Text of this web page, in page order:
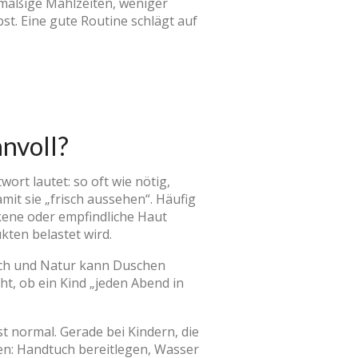
Eine gute Routine schlägt auf
lautet: so oft wie nötig,
sie „frisch aussehen“. Häufig
oder empfindliche Haut
belastet wird.
und Natur kann Duschen
ob ein Kind „jeden Abend in
normal. Gerade bei Kindern, die
Handtuch bereitlegen, Wasser